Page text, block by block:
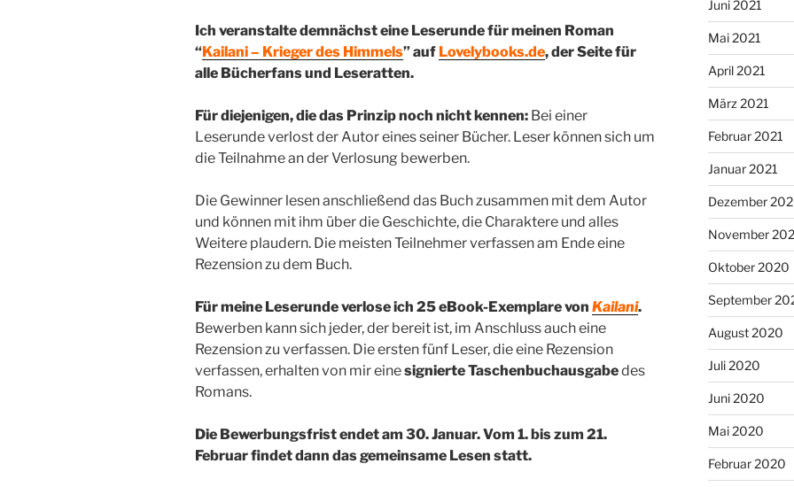
Ich veranstalte demnächst eine Leserunde für meinen Roman
“Kailani – Krieger des Himmels” auf Lovelybooks.de, der Seite für
alle Bücherfans und Leseratten.
Für diejenigen, die das Prinzip noch nicht kennen: Bei einer
Leserunde verlost der Autor eines seiner Bücher. Leser können sich um
die Teilnahme an der Verlosung bewerben.
Die Gewinner lesen anschließend das Buch zusammen mit dem Autor
und können mit ihm über die Geschichte, die Charaktere und alles
Weitere plaudern. Die meisten Teilnehmer verfassen am Ende eine
Rezension zu dem Buch.
Für meine Leserunde verlose ich 25 eBook-Exemplare von Kailani.
Bewerben kann sich jeder, der bereit ist, im Anschluss auch eine
Rezension zu verfassen. Die ersten fünf Leser, die eine Rezension
verfassen, erhalten von mir einesignierte Taschenbuchausgabedes
Romans.
Die Bewerbungsfrist endet am 30. Januar. Vom 1. bis zum 21.
Februar findet dann das gemeinsame Lesen statt.
Juni 2021
Mai 2021
April 2021
März 2021
Februar 2021
Januar 2021
Dezember
November
Oktober 2020
September
August 2020
Juli 2020
Juni 2020
Mai 2020
Februar 2020